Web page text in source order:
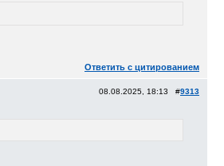
Ответить с цитированием
08.08.2025, 18:13 #9313